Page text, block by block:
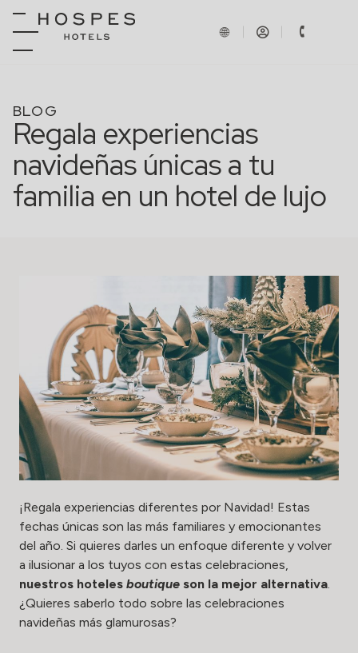
BLOG
Regala experiencias
navideñas únicas a tu
familia en un hotel de lujo
¡Regala experiencias diferentes por Navidad! Estas
fechas únicas son las más familiares y emocionantes
del año. Si quieres darles un enfoque diferente y volver
a ilusionar a los tuyos con estas celebraciones,
nuestros hoteles boutique son la mejor alternativa
¿Quieres saberlo todo sobre las celebraciones
navideñas más glamurosas?